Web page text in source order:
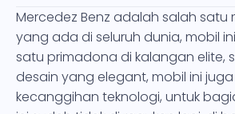
Mercedez Benz adalah salah satu
yang ada di seluruh dunia, mobil
satu primadona di kalangan elite,
desain yang elegant, mobil ini
kecanggihan teknologi, untuk